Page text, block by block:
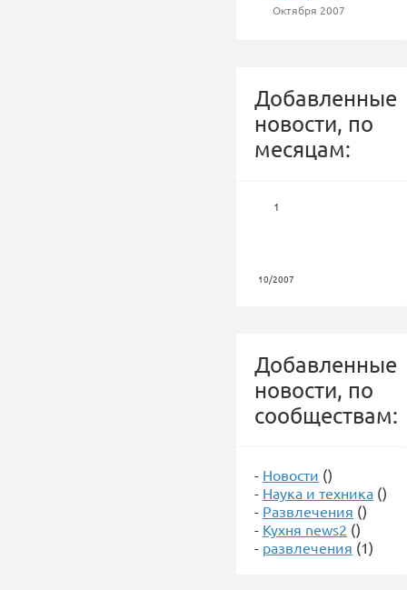
Октября 2007
Добавленные
новости, по
месяцам:
1
10/2007
Добавленные
новости, по
сообществам:
- Новости ()
- Наука и техника ()
- Развлечения ()
- Кухня news2 ()
- развлечения (1)